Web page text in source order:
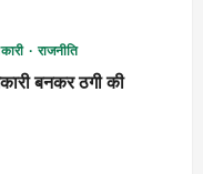
राजनीति
बनकर ठगी की